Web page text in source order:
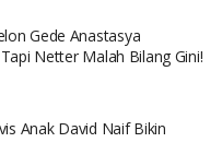
Gede Anastasya
Netter Malah Bilang Gini!
Anak David Naif Bikin